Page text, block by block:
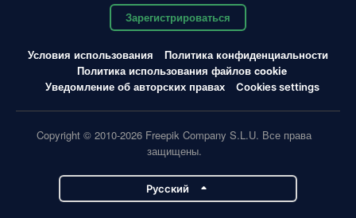
Зарегистрироваться
Условия использования
Политика конфиденциальности
Политика использования файлов cookie
Уведомление об авторских правах
Cookies settings
Copyright © 2010-2026 Freepik Company S.L.U. Все права
защищены.
Pусский